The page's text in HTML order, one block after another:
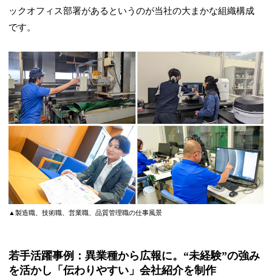
ックオフィス部署があるというのが当社の大まかな組織構成
です。
▲製造職、技術職、営業職、品質管理職の仕事風景
若手活躍事例：異業種から広報に。“未経験”の強み
を活かし「伝わりやすい」会社紹介を制作